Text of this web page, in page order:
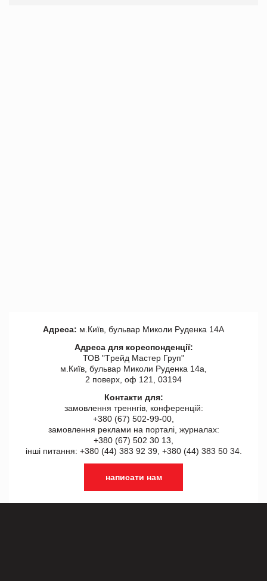
Адреса: м.Київ, бульвар Миколи Руденка 14А
Адреса для кореспонденції:
ТОВ "Tрейд Мастер Груп"
м.Київ, бульвар Миколи Руденка 14а,
2 поверх, оф 121, 03194
Контакти для:
замовлення треннгів, конференцій:
+380 (67) 502-99-00,
замовлення реклами на порталі, журналах:
+380 (67) 502 30 13,
інші питання: +380 (44) 383 92 39, +380 (44) 383 50 34.
написати нам